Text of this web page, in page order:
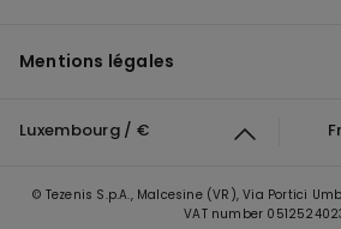
Mentions légales
Luxembourg / €
© Tezenis S.p.A., Malcesine (VR), Via Portici
VAT number